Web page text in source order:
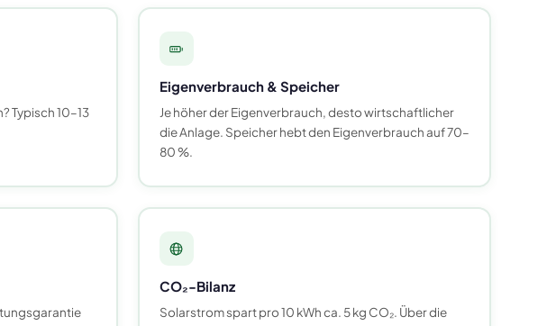
Typisch 10–13
Eigenverbrauch & Speicher
Je höher der Eigenverbrauch, desto wirtschaftlicher
die Anlage. Speicher hebt den Eigenverbrauch auf 70–
80 %.
CO₂-Bilanz
Solarstrom spart pro 10 kWh ca. 5 kg CO₂. Über die